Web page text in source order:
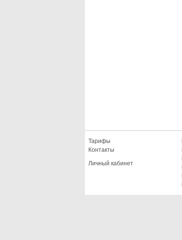
Тарифы
Контакты
Личный кабинет